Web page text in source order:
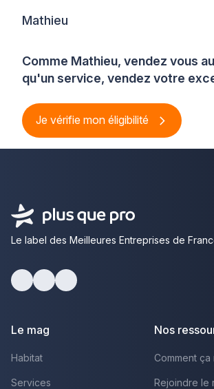
Comme Mathieu, vendez vous
qu'un service, vendez votre
Je vérifie mon éligibilité
Mathieu
Le label des Meilleures Entreprises de
Le mag
Habitat
Services
Nos
Comment ça
Rejoindre le